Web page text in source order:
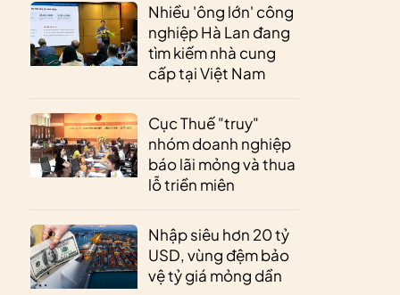
Nhiều 'ông lớn' công
nghiệp Hà Lan đang
tìm kiếm nhà cung
cấp tại Việt Nam
Cục Thuế "truy"
nhóm doanh nghiệp
báo lãi mỏng và thua
lỗ triền miên
Nhập siêu hơn 20 tỷ
USD, vùng đệm bảo
vệ tỷ giá mỏng dần